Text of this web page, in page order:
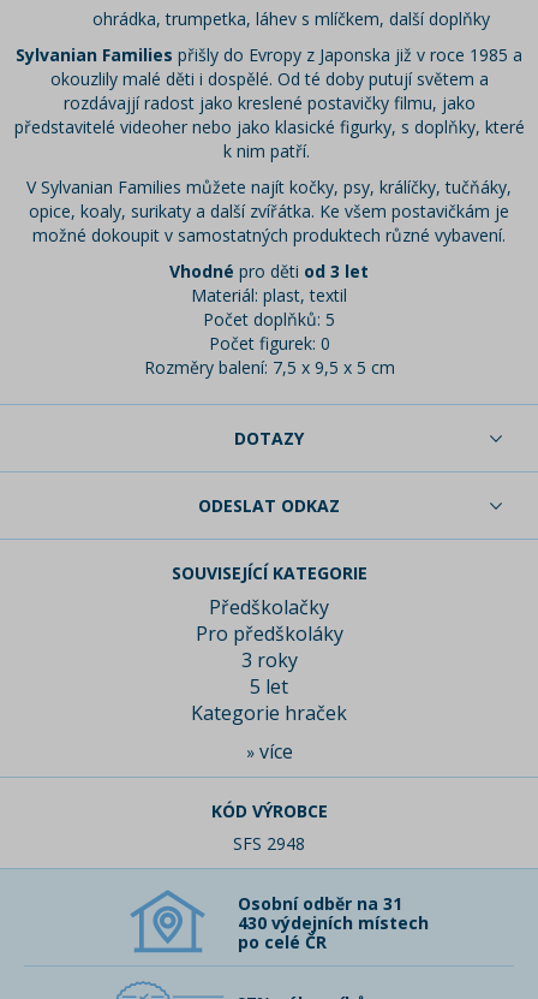
ohrádka, trumpetka, láhev s mlíčkem, další doplňky
Sylvanian Families přišly do Evropy z Japonska již v roce 1985 a
okouzlily malé děti i dospělé. Od té doby putují světem a
rozdávajjí radost jako kreslené postavičky filmu, jako
představitelé videoher nebo jako klasické figurky, s doplňky, které
k nim patří.
V Sylvanian Families můžete najít kočky, psy, králíčky, tučňáky,
opice, koaly, surikaty a další zvířátka. Ke všem postavičkám je
možné dokoupit v samostatných produktech různé vybavení.
Vhodné pro děti od 3 let
Materiál: plast, textil
Počet doplňků: 5
Počet figurek: 0
Rozměry balení: 7,5 x 9,5 x 5 cm
DOTAZY
ODESLAT ODKAZ
SOUVISEJÍCÍ KATEGORIE
Předškolačky
Pro předškoláky
3 roky
5 let
Kategorie hraček
» více
KÓD VÝROBCE
SFS 2948
Osobní odběr na 31
430 výdejních místech
po celé ČR